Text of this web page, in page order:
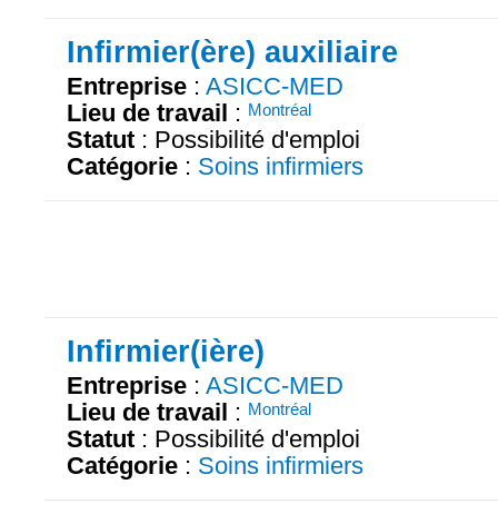
Infirmier(ère) auxiliaire
Entreprise : ASICC-MED
Lieu de travail : Montréal
Statut : Possibilité d'emploi
Catégorie : Soins infirmiers
Infirmier(ière)
Entreprise : ASICC-MED
Lieu de travail : Montréal
Statut : Possibilité d'emploi
Catégorie : Soins infirmiers